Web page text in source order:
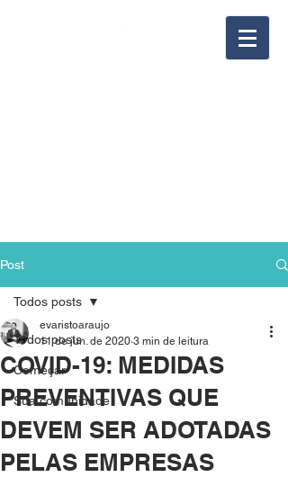
Post
Todos posts
Começar
Sua comunidade
Todos posts
COVID-19: MEDIDAS
PREVENTIVAS QUE
DEVEM SER ADOTADAS
PELAS EMPRESAS
evaristoaraujo
11 de jun. de 2020 3 min de leitura